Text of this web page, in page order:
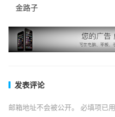
金路子
发表评论
邮箱地址不会被公开。 必填项已用